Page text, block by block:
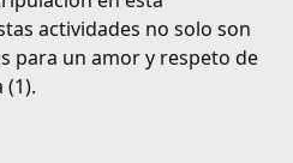
actividades no solo son
para un amor y respeto de